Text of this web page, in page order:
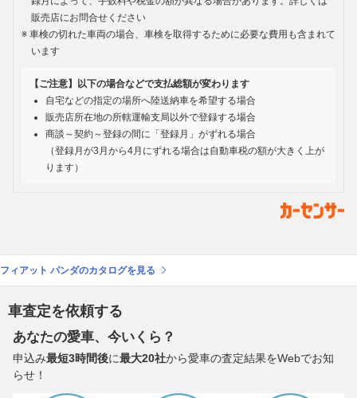
販売店にお問合せください
車検の切れた車両の場合、車検を取得するために必要な費用も含まれて
います
【ご注意】以下の場合などで支払総額が変わります
自宅などの指定の場所へ陸送納車を希望する場合
販売店所在地の所轄運輸支局以外で登録する場合
商談～契約～登録の間に「登録月」がずれる場合
（登録月が3月から4月にずれる場合は自動車税の額が大きく上が
ります）
フィアット パンダのカタログを見る
車査定を依頼する
あなたの愛車、今いくら？
申込み最短3時間後に最大20社から愛車の査定結果をWebでお知
らせ！